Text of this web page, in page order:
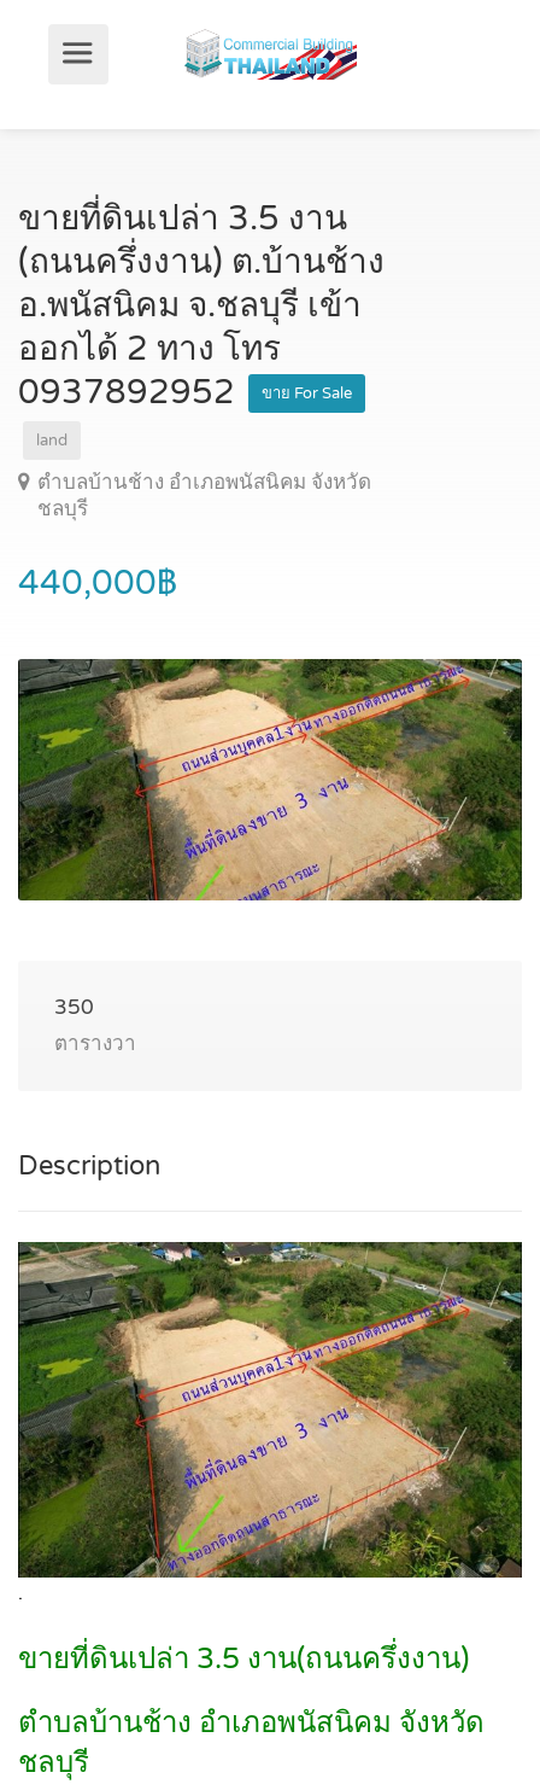
ขายที่ดินเปล่า 3.5 งาน
(ถนนครึ่งงาน) ต.บ้านช้าง
อ.พนัสนิคม จ.ชลบุรี เข้า
ออกได้ 2 ทาง โทร
0937892952
ขาย For Sale
land
ตำบลบ้านช้าง อำเภอพนัสนิคม จังหวัด
ชลบุรี
440,000฿
350
ตารางวา
Description
.
ขายที่ดินเปล่า 3.5 งาน(ถนนครึ่งงาน)
ตำบลบ้านช้าง อำเภอพนัสนิคม จังหวัด
ชลบุรี